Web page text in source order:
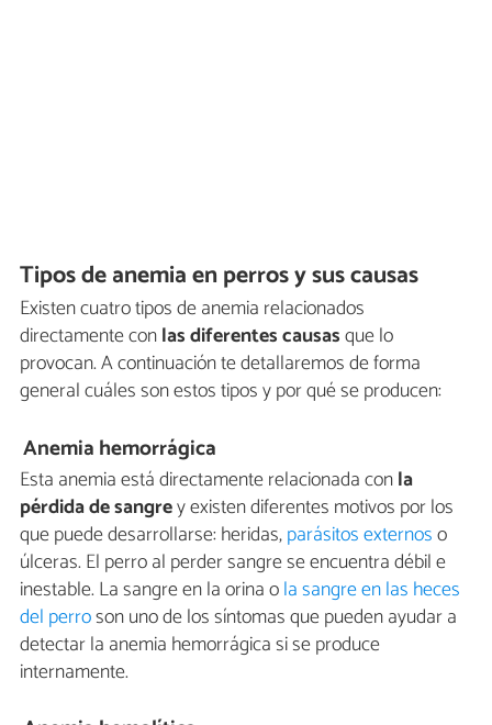
Tipos de anemia en perros y sus causas
Existen cuatro tipos de anemia relacionados
directamente conlas diferentes causasque lo
provocan. A continuación te detallaremos de forma
general cuáles son estos tipos y por qué se producen:
Anemia hemorrágica
Esta anemia está directamente relacionada conla
pérdida de sangrey existen diferentes motivos por los
que puede desarrollarse: heridas,parásitos externoso
úlceras. El perro al perder sangre se encuentra débil e
inestable. La sangre en la orina ola sangre en las heces
del perroson uno de los síntomas que pueden ayudar a
detectar la anemia hemorrágica si se produce
internamente.